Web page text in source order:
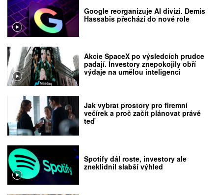
Google reorganizuje AI divizi. Demis
Hassabis přechází do nové role
Akcie SpaceX po výsledcích prudce
padají. Investory znepokojily obří
výdaje na umělou inteligenci
Jak vybrat prostory pro firemní
večírek a proč začít plánovat právě
teď
Spotify dál roste, investory ale
zneklidnil slabší výhled